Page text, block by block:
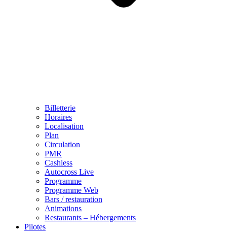
Billetterie
Horaires
Localisation
Plan
Circulation
PMR
Cashless
Autocross Live
Programme
Programme Web
Bars / restauration
Animations
Restaurants – Hébergements
Pilotes